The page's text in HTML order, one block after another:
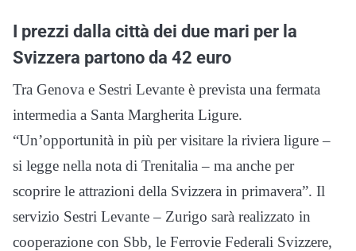
I prezzi dalla città dei due mari per la
Svizzera partono da 42 euro
Tra Genova e Sestri Levante è prevista una fermata
intermedia a Santa Margherita Ligure.
“Un’opportunità in più per visitare la riviera ligure –
si legge nella nota di Trenitalia – ma anche per
scoprire le attrazioni della Svizzera in primavera”. Il
servizio Sestri Levante – Zurigo sarà realizzato in
cooperazione con Sbb, le Ferrovie Federali Svizzere,